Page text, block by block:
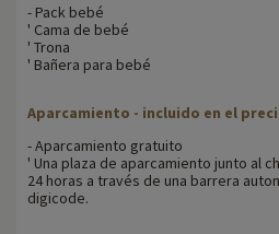
- Pack bebé
' Cama de bebé
' Trona
' Bañera para bebé
Aparcamiento - incluido en el
- Aparcamiento gratuito
' Una plaza de aparcamiento junto al
24 horas a través de una barrera
digicode.